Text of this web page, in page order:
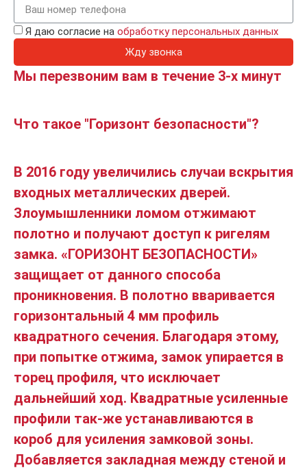
Я даю согласие на обработку персональных данных
Жду звонка
Мы перезвоним вам в течение 3-х минут
Что такое "Горизонт безопасности"?
В 2016 году увеличились случаи вскрытия
входных металлических дверей.
Злоумышленники ломом отжимают
полотно и получают доступ к ригелям
замка. «ГОРИЗОНТ БЕЗОПАСНОСТИ»
защищает от данного способа
проникновения. В полотно вваривается
горизонтальный 4 мм профиль
квадратного сечения. Благодаря этому,
при попытке отжима, замок упирается в
торец профиля, что исключает
дальнейший ход. Квадратные усиленные
профили так-же устанавливаются в
короб для усиления замковой зоны.
Добавляется закладная между стеной и